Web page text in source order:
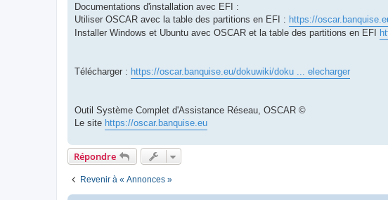
Documentations d'installation avec EFI :
Utiliser OSCAR avec la table des partitions en EFI : https://
Installer Windows et Ubuntu avec OSCAR et la table des partitions en EFI
Télécharger : https://oscar.banquise.eu/dokuwiki/doku ... elecharger
Outil Système Complet d'Assistance Réseau, OSCAR ©
Le site https://oscar.banquise.eu
Répondre
Revenir à « Annonces »